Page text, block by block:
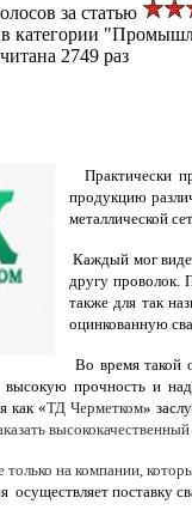
за статью
категории
2749 раз
Практически
продукцию
металлической
Каждый мог
другу проволок.
также для так
оцинкованную
Во время такой
прочность и
как «ТД Черметком»
на компании,
осуществляет поставку